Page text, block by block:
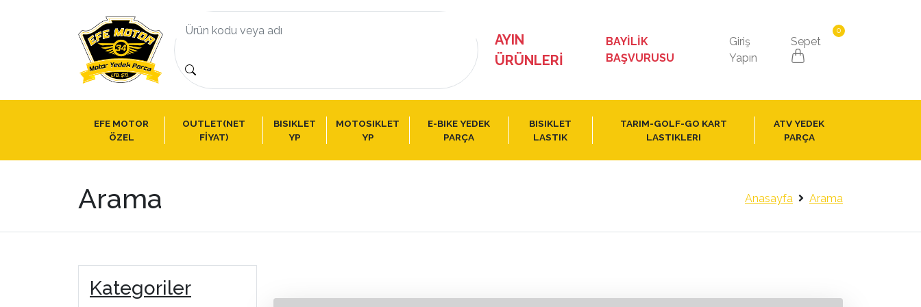
AYIN
ÜRÜNLERI
BAYİLİK
BAŞVURUSU
Giriş
Yapın
Sepet
0
EFE MOTOR
ÖZEL
OUTLET(NET
FİYAT)
BISIKLET
YP
MOTOSIKLET
YP
E-BIKE YEDEK
PARÇA
BISIKLET
LASTIK
TARIM-GOLF-GO KART
LASTIKLERI
ATV YEDEK
PARÇA
Arama Anasayfa Arama
Kategoriler